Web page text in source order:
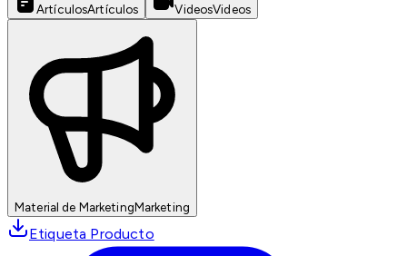
ArtículosArtículos VideosVideos
Material de MarketingMarketing
Etiqueta Producto